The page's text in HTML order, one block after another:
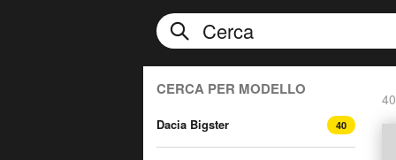
CERCA PER MODELLO
Dacia Bigster 40